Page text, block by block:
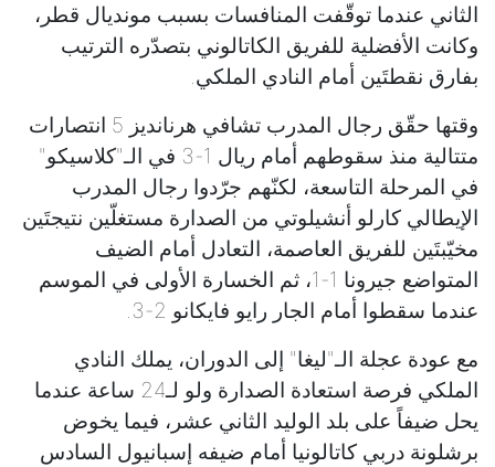
الثاني عندما توقّفت المنافسات بسبب مونديال قطر،
وكانت الأفضلية للفريق الكاتالوني بتصدّره الترتيب
بفارق نقطتَين أمام النادي الملكي.
وقتها حقّق رجال المدرب تشافي هرنانديز 5 انتصارات
متتالية منذ سقوطهم أمام ريال 1-3 في الـ"كلاسيكو"
في المرحلة التاسعة، لكنّهم جرّدوا رجال المدرب
الإيطالي كارلو أنشيلوتي من الصدارة مستغلّين نتيجتَين
مخيّبتَين للفريق العاصمة، التعادل أمام الضيف
المتواضع جيرونا 1-1، ثم الخسارة الأولى في الموسم
عندما سقطوا أمام الجار رايو فايكانو 2-3.
مع عودة عجلة الـ"ليغا" إلى الدوران، يملك النادي
الملكي فرصة استعادة الصدارة ولو لـ24 ساعة عندما
يحل ضيفاً على بلد الوليد الثاني عشر، فيما يخوض
برشلونة دربي كاتالونيا أمام ضيفه إسبانيول السادس